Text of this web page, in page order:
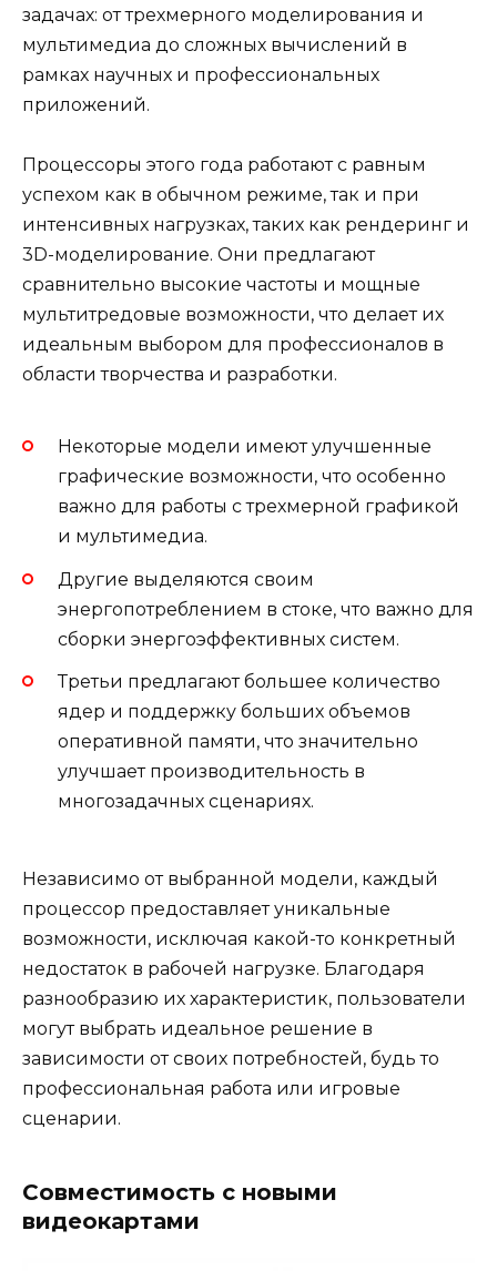
задачах: от трехмерного моделирования и
мультимедиа до сложных вычислений в
рамках научных и профессиональных
приложений.
Процессоры этого года работают с равным
успехом как в обычном режиме, так и при
интенсивных нагрузках, таких как рендеринг и
3D-моделирование. Они предлагают
сравнительно высокие частоты и мощные
мультитредовые возможности, что делает их
идеальным выбором для профессионалов в
области творчества и разработки.
Некоторые модели имеют улучшенные
графические возможности, что особенно
важно для работы с трехмерной графикой
и мультимедиа.
Другие выделяются своим
энергопотреблением в стоке, что важно для
сборки энергоэффективных систем.
Третьи предлагают большее количество
ядер и поддержку больших объемов
оперативной памяти, что значительно
улучшает производительность в
многозадачных сценариях.
Независимо от выбранной модели, каждый
процессор предоставляет уникальные
возможности, исключая какой-то конкретный
недостаток в рабочей нагрузке. Благодаря
разнообразию их характеристик, пользователи
могут выбрать идеальное решение в
зависимости от своих потребностей, будь то
профессиональная работа или игровые
сценарии.
Совместимость с новыми
видеокартами